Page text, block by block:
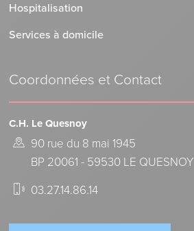
Hospitalisation
Services à domicile
Coordonnées et Contact
C.H. Le Quesnoy
90 rue du 8 mai 1945
BP 20061 - 59530 LE QUESNOY
03.27.14.86.14